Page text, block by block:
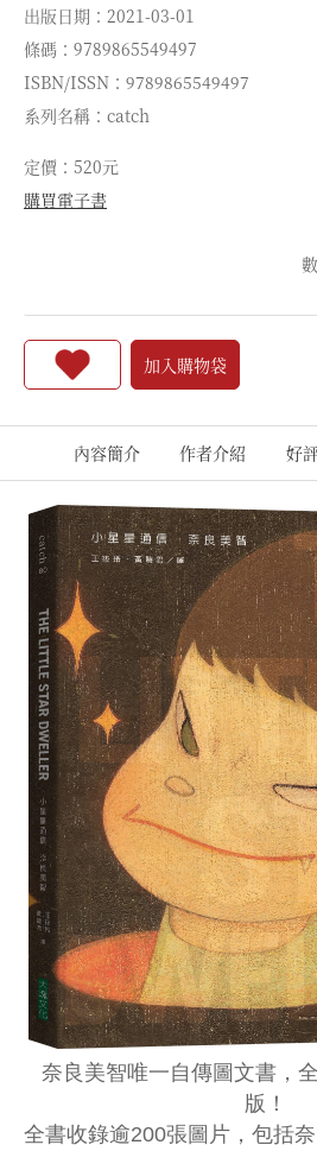
出版日期：2021-03-01
條碼：9789865549497
ISBN/ISSN：9789865549497
系列名稱：catch
定價：520元
購買電子書
加入購物袋
內容簡介 作者介紹 好
奈良美智唯一自傳圖文書，
版！
全書收錄逾200張圖片，包括奈